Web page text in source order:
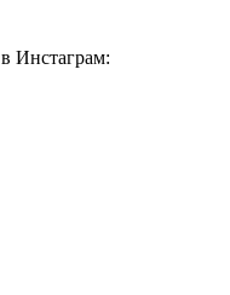
Инстаграм: